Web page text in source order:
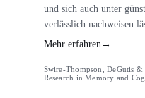
und sich auch unter
verlässlich nachweisen
Mehr erfahren→
Swire-Thompson, DeGutis
Research in Memory and